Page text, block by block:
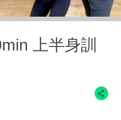
上半身訓